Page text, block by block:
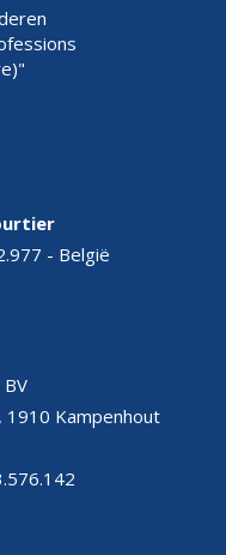
- België
1910 Kampenhout